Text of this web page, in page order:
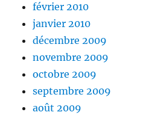
février 2010
janvier 2010
décembre 2009
novembre 2009
octobre 2009
septembre 2009
août 2009